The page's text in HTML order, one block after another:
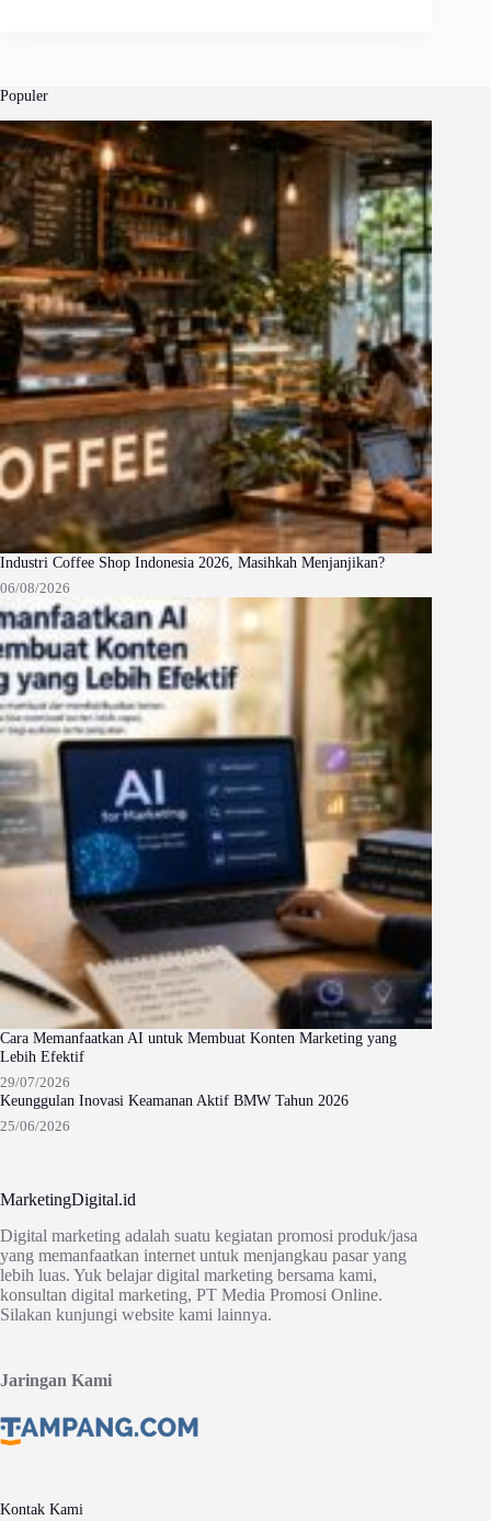
Populer
Industri Coffee Shop Indonesia 2026, Masihkah Menjanjikan?
06/08/2026
Cara Memanfaatkan AI untuk Membuat Konten Marketing yang
Lebih Efektif
29/07/2026
Keunggulan Inovasi Keamanan Aktif BMW Tahun 2026
25/06/2026
MarketingDigital.id
Digital marketing adalah suatu kegiatan promosi produk/jasa
yang memanfaatkan internet untuk menjangkau pasar yang
lebih luas. Yuk belajar digital marketing bersama kami,
konsultan digital marketing, PT Media Promosi Online.
Silakan kunjungi website kami lainnya.
Jaringan Kami
Kontak Kami